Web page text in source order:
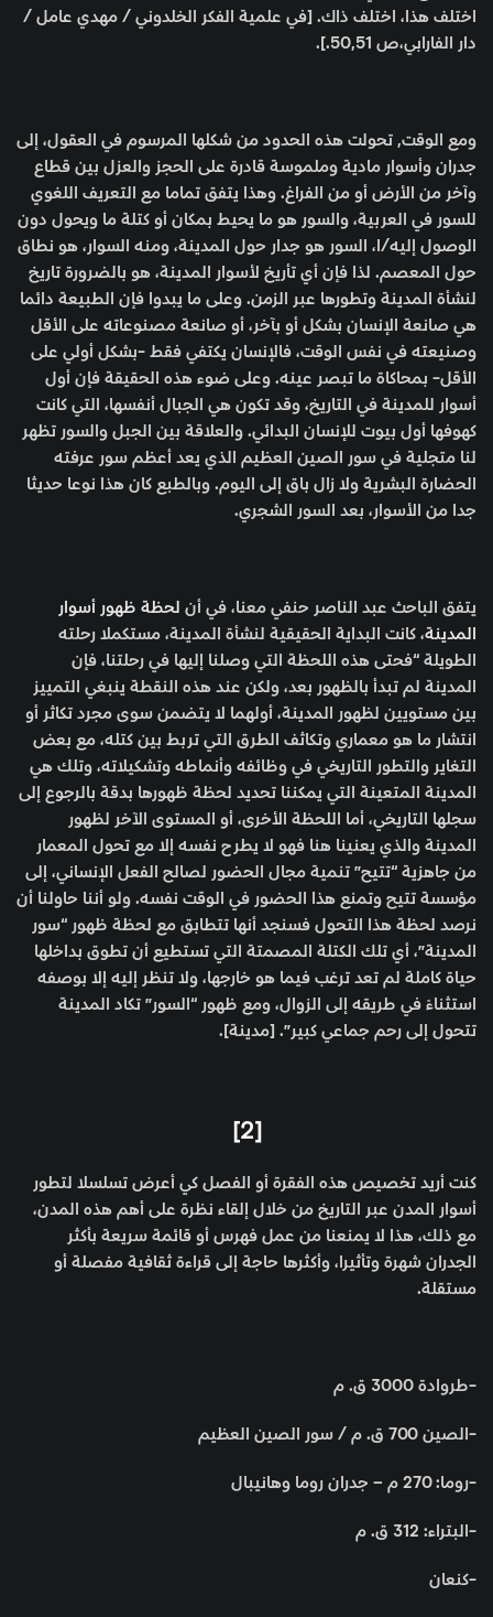
اختلف هذا، اختلف ذاك. [في علمية الفكر الخلدوني / مهدي عامل /
دار الفارابي،ص 50,51.].
ومع الوقت, تحولت هذه الحدود من شكلها المرسوم في العقول، إلى
جدران وأسوار مادية وملموسة قادرة على الحجز والعزل بين قطاع
وآخر من الأرض أو من الفراغ. وهذا يتفق تماما مع التعريف اللغوي
للسور في العربية، والسور هو ما يحيط بمكان أو كتلة ما ويحول دون
الوصول إليه/ا، السور هو جدار حول المدينة، ومنه السوار، هو نطاق
حول المعصم. لذا فإن أي تأريخ لأسوار المدينة، هو بالضرورة تاريخ
لنشأة المدينة وتطورها عبر الزمن. وعلى ما يبدوا فإن الطبيعة دائما
هي صانعة الإنسان بشكل أو بآخر، أو صانعة مصنوعاته على الأقل
وصنيعته في نفس الوقت، فالإنسان يكتفي فقط -بشكل أولي على
الأقل- بمحاكاة ما تبصر عينه. وعلى ضوء هذه الحقيقة فإن أول
أسوار للمدينة في التاريخ، وقد تكون هي الجبال أنفسها، التي كانت
كهوفها أول بيوت للإنسان البدائي. والعلاقة بين الجبل والسور تظهر
لنا متجلية في سور الصين العظيم الذي يعد أعظم سور عرفته
الحضارة البشرية ولا زال باق إلى اليوم. وبالطبع كان هذا نوعا حديثا
جدا من الأسوار، بعد السور الشجري.
يتفق الباحث عبد الناصر حنفي معنا، في أن لحظة ظهور أسوار
المدينة، كانت البداية الحقيقية لنشأة المدينة، مستكملا رحلته
الطويلة “فحتى هذه اللحظة التي وصلنا إليها في رحلتنا، فإن
المدينة لم تبدأ بالظهور بعد، ولكن عند هذه النقطة ينبغي التمييز
بين مستويين لظهور المدينة، أولهما لا يتضمن سوى مجرد تكاثر أو
انتشار ما هو معماري وتكاثف الطرق التي تربط بين كتله، مع بعض
التغاير والتطور التاريخي في وظائفه وأنماطه وتشكيلاته، وتلك هي
المدينة المتعينة التي يمكننا تحديد لحظة ظهورها بدقة بالرجوع إلى
سجلها التاريخي، أما اللحظة الأخرى، أو المستوى الآخر لظهور
المدينة والذي يعنينا هنا فهو لا يطرح نفسه إلا مع تحول المعمار
من جاهزية “تتيح” تنمية مجال الحضور لصالح الفعل الإنساني، إلى
مؤسسة تتيح وتمنع هذا الحضور في الوقت نفسه. ولو أننا حاولنا أن
نرصد لحظة هذا التحول فسنجد أنها تتطابق مع لحظة ظهور “سور
المدينة”، أي تلك الكتلة المصمتة التي تستطيع أن تطوق بداخلها
حياة كاملة لم تعد ترغب فيما هو خارجها، ولا تنظر إليه إلا بوصفه
استثناءً في طريقه إلى الزوال، ومع ظهور “السور” تكاد المدينة
تتحول إلى رحم جماعي كبير”. [مدينة].
[2]
كنت أريد تخصيص هذه الفقرة أو الفصل كي أعرض تسلسلا لتطور
أسوار المدن عبر التاريخ من خلال إلقاء نظرة على أهم هذه المدن،
مع ذلك، هذا لا يمنعنا من عمل فهرس أو قائمة سريعة بأكثر
الجدران شهرة وتأثيرا، وأكثرها حاجة إلى قراءة ثقافية مفصلة أو
مستقلة.
-طروادة 3000 ق. م
-الصين 700 ق. م / سور الصين العظيم
-روما: 270 م – جدران روما وهانيبال
-البتراء: 312 ق. م
-كنعان